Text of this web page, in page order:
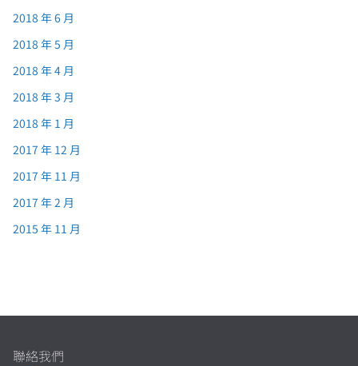
2018 年 6 月
2018 年 5 月
2018 年 4 月
2018 年 3 月
2018 年 1 月
2017 年 12 月
2017 年 11 月
2017 年 2 月
2015 年 11 月
聯絡我們